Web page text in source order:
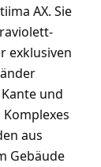
AX. Sie
exklusiven
und
aus
Gebäude